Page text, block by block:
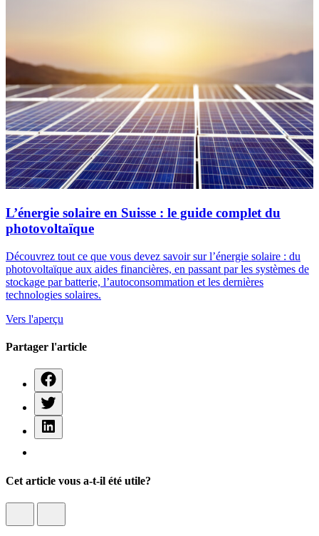
L’énergie solaire en Suisse : le guide complet du
photovoltaïque
Découvrez tout ce que vous devez savoir sur l’énergie solaire : du
photovoltaïque aux aides financières, en passant par les systèmes de
stockage par batterie, l’autoconsommation et les dernières
technologies solaires.
Vers l'aperçu
Partager l'article
Cet article vous a-t-il été utile?